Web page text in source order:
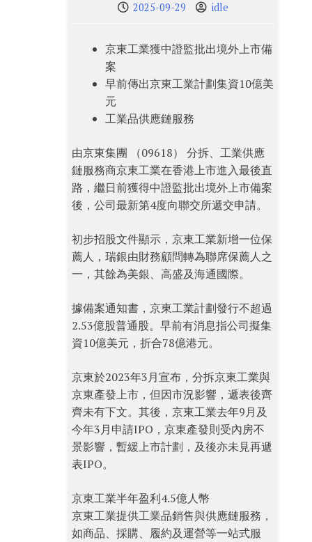
2025-09-29 idle
京東工業獲中證監批出境外上市備
案
早前傳出京東工業計劃集資10億美
元
工業品供應鏈服務
由京東集團 （09618） 分拆、工業供應
鏈服務商京東工業在香港上市進入最後直
路，繼日前獲得中證監批出境外上市備案
後，公司最新第4度向聯交所遞交申請。
初步招股文件顯示，京東工業新增一位保
薦人，瑞銀由財務顧問轉為聯席保薦人之
一，其餘為美銀、高盛及海通國際。
據備案通知書，京東工業計劃發行不超過
2.53億股普通股。早前有消息指公司擬集
資10億美元，折合78億港元。
京東於2023年3月宣布，分拆京東工業與
京東產發上市，但因市況影響，遞表後齊
齊未有下文。其後，京東工業去年9月及
今年3月申請IPO，京東產發則受內房不
景影響，暫緩上市計劃，及後亦未見再遞
表IPO。
京東工業半年盈利4.5億人幣
京東工業提供工業品銷售與供應鏈服務，
如商品、採購、履約及運營等一站式服